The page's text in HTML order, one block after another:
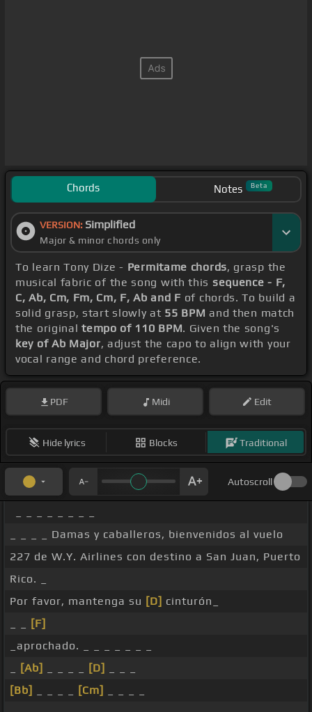
Chords Notes Beta
VERSION: Simplified
Major & minor chords only
To learn Tony Dize - Permitame chords, grasp the
musical fabric of the song with this sequence - F,
C, Ab, Cm, Fm, Cm, F, Ab and F of chords. To build a
solid grasp, start slowly at 55 BPM and then match
the originaltempo of 110 BPM. Given the song's
key of Ab Major, adjust the capo to align with your
vocal range and chord preference.
PDF Midi Edit
Hide lyrics Blocks Traditional
Autoscroll
_ _ _ _ Damas y caballeros, bienvenidos al vuelo
227 de W.Y. Airlines con destino a San Juan, Puerto
Rico. _
Por favor, mantenga su [D] cinturón_
[F]
_aprochado. _ _ _ _ _ _ _
[Ab] [D]
[Bb]
[Cm]